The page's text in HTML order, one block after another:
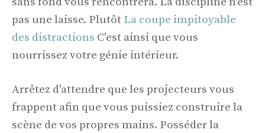
pas une laisse. Plutôt La coupe impitoyable
des distractions C'est ainsi que vous
nourrissez votre génie intérieur.
Arrêtez d'attendre que les projecteurs vous
frappent afin que vous puissiez construire la
scène de vos propres mains. Posséder la